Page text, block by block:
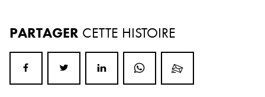
PARTAGER CETTE HISTOIRE